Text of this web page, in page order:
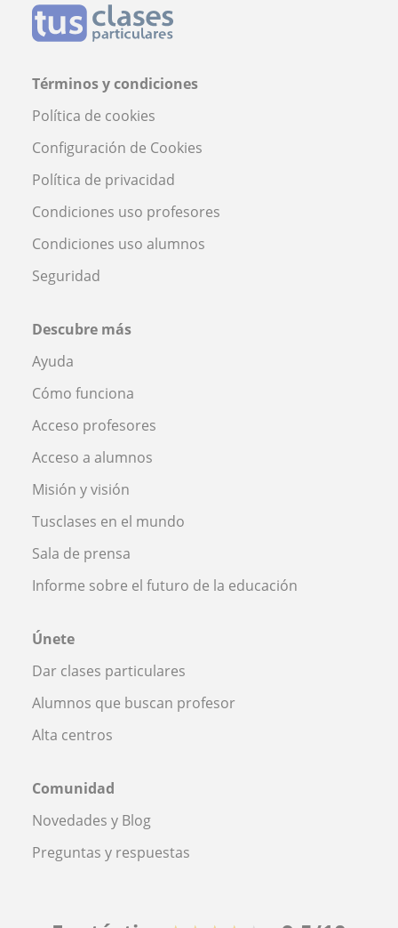
Términos y condiciones
Política de cookies
Configuración de Cookies
Política de privacidad
Condiciones uso profesores
Condiciones uso alumnos
Seguridad
Descubre más
Ayuda
Cómo funciona
Acceso profesores
Acceso a alumnos
Misión y visión
Tusclases en el mundo
Sala de prensa
Informe sobre el futuro de la educación
Únete
Dar clases particulares
Alumnos que buscan profesor
Alta centros
Comunidad
Novedades y Blog
Preguntas y respuestas